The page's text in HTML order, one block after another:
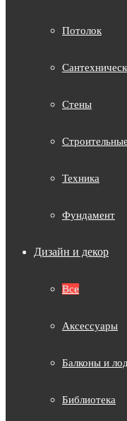
Потолок
Стены
Техника
Фундамент
Дизайн и декор
Все
Аксессуары
Балконы и
Библиотека